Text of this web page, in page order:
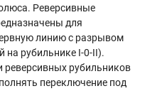
Реверсивные
для
линию с разрывом
на рубильнике I-0-II).
реверсивных рубильников
переключение под